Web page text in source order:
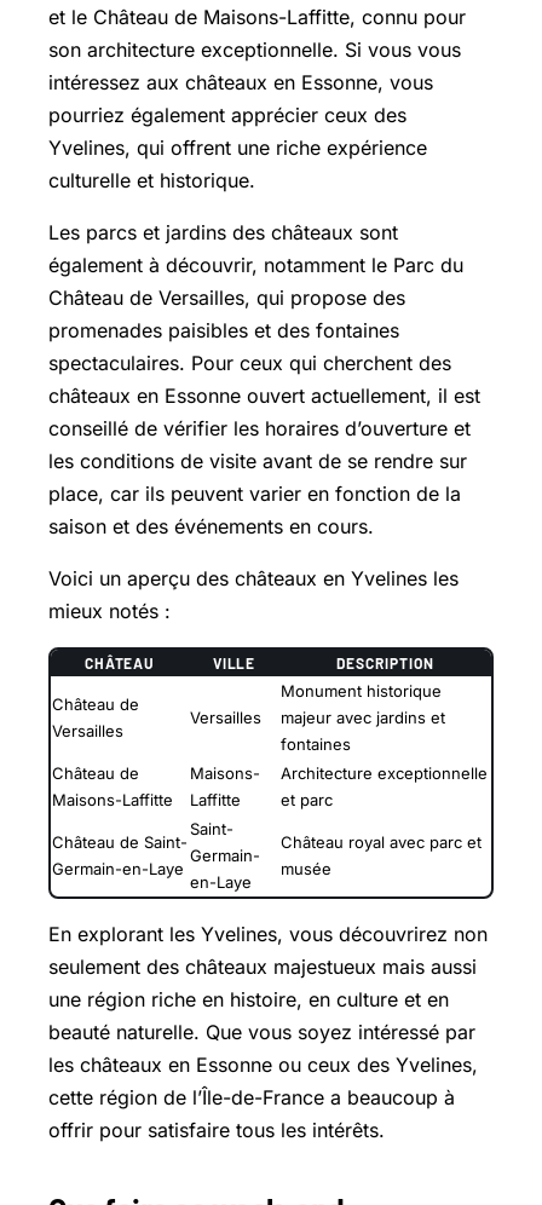
et le Château de Maisons-Laffitte, connu pour
son architecture exceptionnelle. Si vous vous
intéressez aux châteaux en Essonne, vous
pourriez également apprécier ceux des
Yvelines, qui offrent une riche expérience
culturelle et historique.
Les parcs et jardins des châteaux sont
également à découvrir, notamment le Parc du
Château de Versailles, qui propose des
promenades paisibles et des fontaines
spectaculaires. Pour ceux qui cherchent des
châteaux en Essonne ouvert actuellement, il est
conseillé de vérifier les horaires d’ouverture et
les conditions de visite avant de se rendre sur
place, car ils peuvent varier en fonction de la
saison et des événements en cours.
Voici un aperçu des châteaux en Yvelines les
mieux notés :
CHÂTEAU VILLE DESCRIPTION
Château de
Versailles
Versailles
Monument historique
majeur avec jardins et
fontaines
Château de
Maisons-Laffitte
Maisons-
Laffitte
Architecture exceptionnelle
et parc
Château de Saint-
Germain-en-Laye
Saint-
Germain-
en-Laye
Château royal avec parc et
musée
En explorant les Yvelines, vous découvrirez non
seulement des châteaux majestueux mais aussi
une région riche en histoire, en culture et en
beauté naturelle. Que vous soyez intéressé par
les châteaux en Essonne ou ceux des Yvelines,
cette région de l’Île-de-France a beaucoup à
offrir pour satisfaire tous les intérêts.